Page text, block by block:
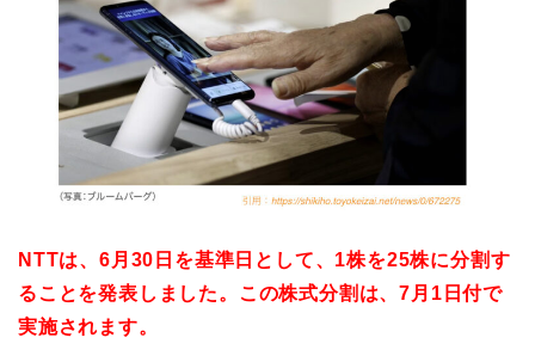
NTTは、6月30日を基準日として、1株を25株に分割す
ることを発表しました。この株式分割は、7月1日付で
実施されます。